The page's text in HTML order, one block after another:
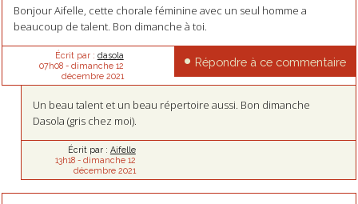
Bonjour Aifelle, cette chorale féminine avec un seul homme a
beaucoup de talent. Bon dimanche à toi.
Écrit par : dasola
07h08- dimanche 12
décembre 2021
Répondre à ce commentaire
Un beau talent et un beau répertoire aussi. Bon dimanche
Dasola (gris chez moi).
Écrit par : Aifelle
13h18- dimanche 12
décembre 2021